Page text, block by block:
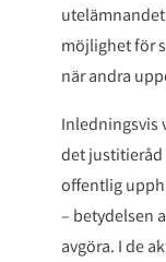
möjlighet för
när andra
Inledningsvis
det justitieråd
offentlig
– betydelsen
avgöra. I de